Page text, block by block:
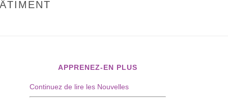
APPRENEZ-EN PLUS
Continuez de lire les Nouvelles